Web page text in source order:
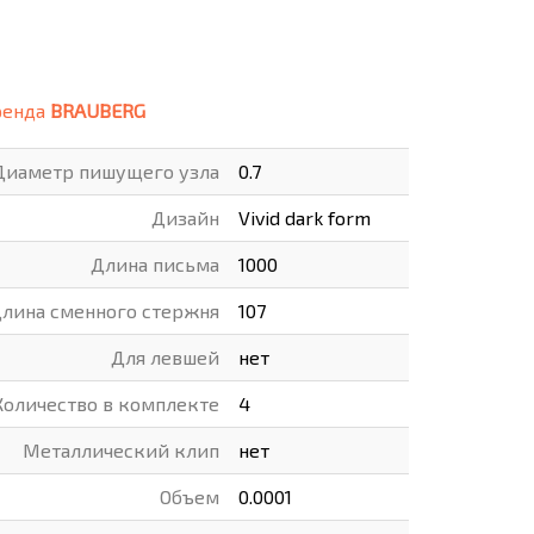
BRAUBERG
пишущего узла 0.7
Дизайн Vivid dark form
Длина письма 1000
сменного стержня 107
Для левшей нет
в комплекте 4
Металлический клип нет
Объем 0.0001